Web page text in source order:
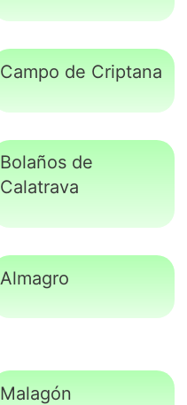
Campo de Criptana
Bolaños de
Calatrava
Almagro
Malagón